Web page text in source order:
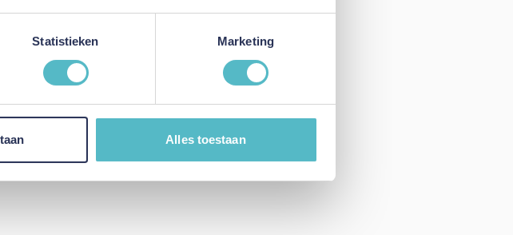
Statistieken Marketing
Alles toestaan